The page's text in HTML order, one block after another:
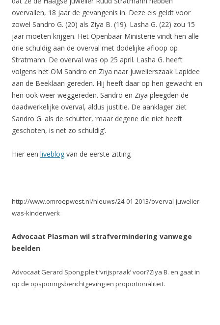
overvallen, 18 jaar de gevangenis in. Deze eis geldt voor
zowel Sandro G. (20) als Ziya B. (19). Lasha G. (22) zou 15
jaar moeten krijgen. Het Openbaar Ministerie vindt hen alle
drie schuldig aan de overval met dodelijke afloop op
Stratmann. De overval was op 25 april. Lasha G. heeft
volgens het OM Sandro en Ziya naar juwelierszaak Lapidee
aan de Beeklaan gereden. Hij heeft daar op hen gewacht en
hen ook weer weggereden. Sandro en Ziya pleegden de
daadwerkelijke overval, aldus justitie. De aanklager ziet
Sandro G. als de schutter, ‘maar degene die niet heeft
geschoten, is net zo schuldig’.
Hier een liveblog van de eerste zitting
http://www.omroepwest.nl/nieuws/24-01-2013/overval-juwelier-
was-kinderwerk
Advocaat Plasman wil strafvermindering vanwege
beelden
Advocaat Gerard Spong pleit ‘vrijspraak’ voor?Ziya B. en gaat in
op de opsporingsberichtgeving en proportionaliteit.